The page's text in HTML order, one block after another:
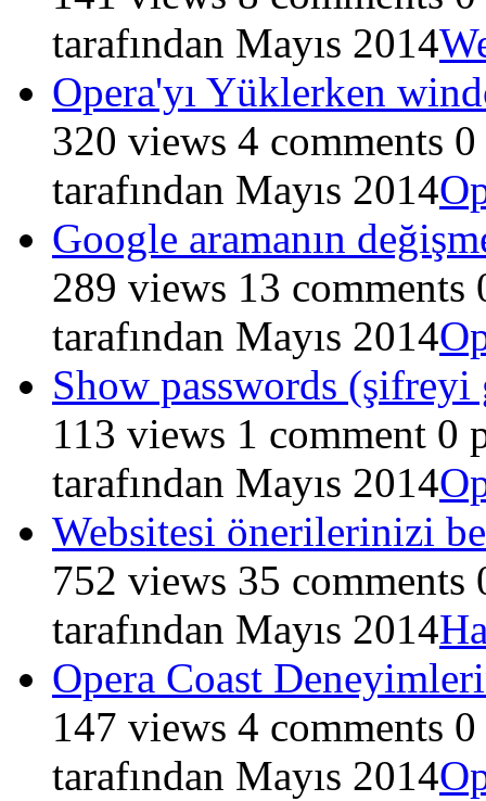
tarafından Mayıs 2014
Opera'yı Yüklerken
320 views 4 comments 0
tarafından Mayıs 2014
Google aramanın
289 views 13 comments
tarafından Mayıs 2014
Show passwords (şifreyi
113 views 1 comment 0
tarafından Mayıs 2014
Websitesi önerilerinizi
752 views 35 comments
tarafından Mayıs 2014
Opera Coast
147 views 4 comments 0
tarafından Mayıs 2014